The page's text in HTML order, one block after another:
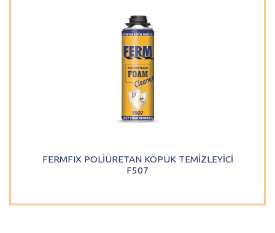
FERMFIX POLİÜRETAN KÖPÜK TEMİZLEYİCİ
F507